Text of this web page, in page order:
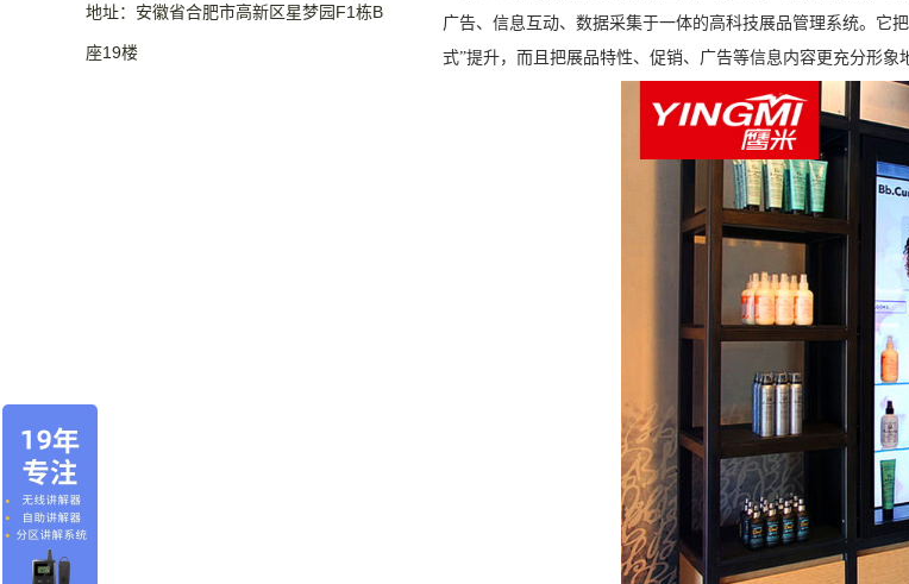
地址：安徽省合肥市高新区星梦园F1栋B
座19楼
广告、信息互动、数据采集于一体的高科技展品管理系统。它
式”提升，而且把展品特性、促销、广告等信息内容更充分形